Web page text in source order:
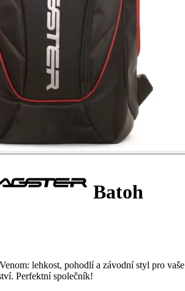
Batoh
lehkost, pohodlí a závodní styl pro vaše
Perfektní společník!